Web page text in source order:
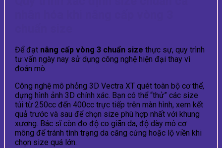
Để đạt nâng cấp vòng 3 chuẩn size thực sự, quy trình
tư vấn ngày nay sử dụng công nghệ hiện đại thay vì
đoán mò.
Công nghệ mô phỏng 3D Vectra XT quét toàn bộ cơ thể,
dựng hình ảnh 3D chính xác. Bạn có thể “thử” các size
túi từ 250cc đến 400cc trực tiếp trên màn hình, xem kết
quả trước và sau để chọn size phù hợp nhất với khung
xương. Bác sĩ còn đo độ co giãn da, độ dày mô cơ
mông để tránh tình trạng da căng cứng hoặc lộ viền khi
chọn size quá lớn.